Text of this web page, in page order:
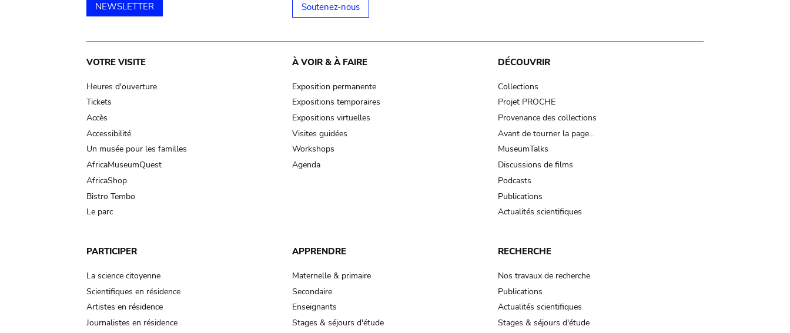
NEWSLETTER Soutenez-nous
Main
navigation
VOTRE VISITE
Heures d'ouverture
Tickets
Accès
Accessibilité
Un musée pour les familles
AfricaMuseumQuest
AfricaShop
Bistro Tembo
Le parc
À VOIR & À FAIRE
Exposition permanente
Expositions temporaires
Expositions virtuelles
Visites guidées
Workshops
Agenda
DÉCOUVRIR
Collections
Projet PROCHE
Provenance des collections
Avant de tourner la page…
MuseumTalks
Discussions de films
Podcasts
Publications
Actualités scientifiques
PARTICIPER
La science citoyenne
Scientifiques en résidence
Artistes en résidence
Journalistes en résidence
APPRENDRE
Maternelle & primaire
Secondaire
Enseignants
Stages & séjours d'étude
RECHERCHE
Nos travaux de recherche
Publications
Actualités scientifiques
Stages & séjours d'étude